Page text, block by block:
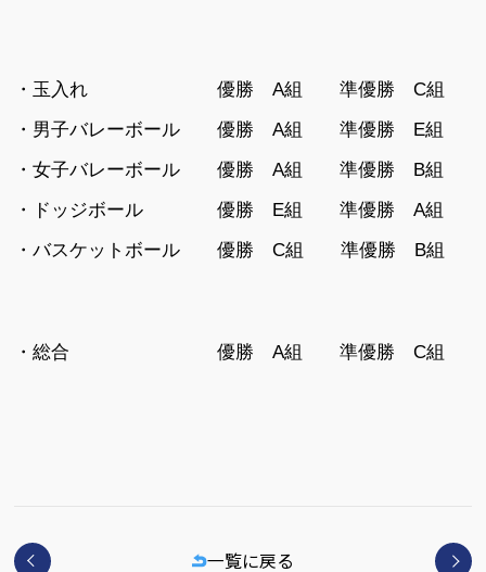
・玉入れ 優勝 A組 準優勝 C組
・男子バレーボール 優勝 A組 準優勝 E組
・女子バレーボール 優勝 A組 準優勝 B組
・ドッジボール 優勝 E組 準優勝 A組
・バスケットボール 優勝 C組 準優勝 B組
・総合 優勝 A組 準優勝 C組
一覧に戻る